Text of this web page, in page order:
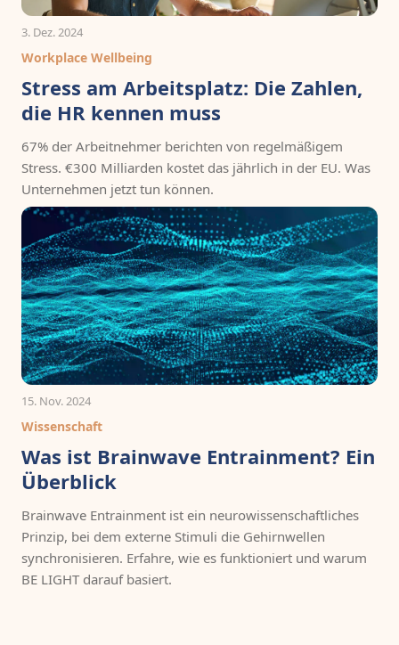
3. Dez. 2024
Workplace Wellbeing
Stress am Arbeitsplatz: Die Zahlen,
die HR kennen muss
67% der Arbeitnehmer berichten von regelmäßigem
Stress. €300 Milliarden kostet das jährlich in der EU. Was
Unternehmen jetzt tun können.
15. Nov. 2024
Wissenschaft
Was ist Brainwave Entrainment? Ein
Überblick
Brainwave Entrainment ist ein neurowissenschaftliches
Prinzip, bei dem externe Stimuli die Gehirnwellen
synchronisieren. Erfahre, wie es funktioniert und warum
BE LIGHT darauf basiert.